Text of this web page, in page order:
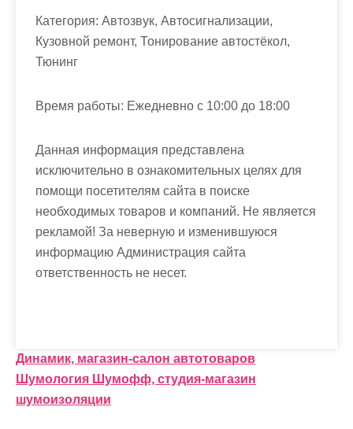
Категория: Автозвук, Автосигнализации,
Кузовной ремонт, Тонирование автостёкол,
Тюнинг
Время работы: Ежедневно с 10:00 до 18:00
Данная информация представлена
исключительно в ознакомительных целях для
помощи посетителям сайта в поиске
необходимых товаров и компаний. Не является
рекламой! За неверную и изменившуюся
информацию Администрация сайта
ответственность не несет.
Н
а
Динамик, магазин-салон автотоваров
Шумология Шумофф, студия-магазин
шумоизоляции